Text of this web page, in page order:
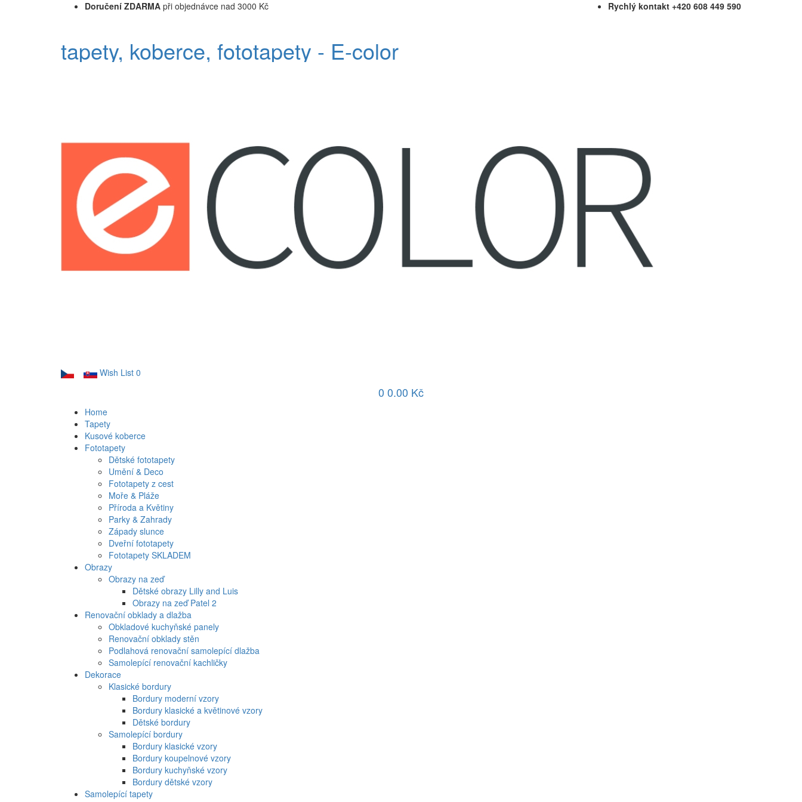
Doručení ZDARMA při objednávce nad 3000 Kč Rychlý kontakt +420 608 449 590
tapety, koberce, fototapety - E-color
Wish List 0
0 0.00 Kč
Home
Tapety
Kusové koberce
Fototapety
Dětské fototapety
Umění & Deco
Fototapety z cest
Moře & Pláže
Příroda a Květiny
Parky & Zahrady
Západy slunce
Dveřní fototapety
Fototapety SKLADEM
Obrazy
Obrazy na zeď
Dětské obrazy Lilly and Luis
Obrazy na zeď Patel 2
Renovační obklady a dlažba
Obkladové kuchyňské panely
Renovační obklady stěn
Podlahová renovační samolepící dlažba
Samolepící renovační kachličky
Dekorace
Klasické bordury
Bordury moderní vzory
Bordury klasické a květinové vzory
Dětské bordury
Samolepící bordury
Bordury klasické vzory
Bordury koupelnové vzory
Bordury kuchyňské vzory
Bordury dětské vzory
Samolepící tapety